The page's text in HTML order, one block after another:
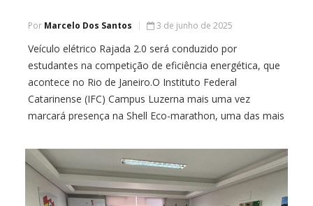
Por Marcelo Dos Santos 3 de junho de 2025
Veículo elétrico Rajada 2.0 será conduzido por
estudantes na competição de eficiência energética, que
acontece no Rio de Janeiro.O Instituto Federal
Catarinense (IFC) Campus Luzerna mais uma vez
marcará presença na Shell Eco-marathon, uma das mais
energética do mundo. A edição de 2025 será realizada
no Rio de Janeiro, entre